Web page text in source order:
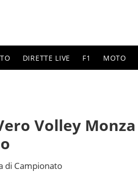
DIRETTE LIVE F1 MOTO
Volley Monza
di Campionato